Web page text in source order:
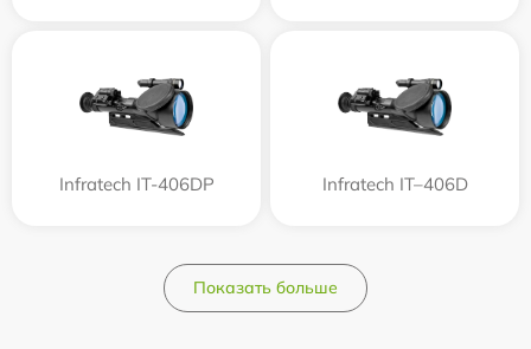
Infratech IT-406DP Infratech IT–406D
Показать больше